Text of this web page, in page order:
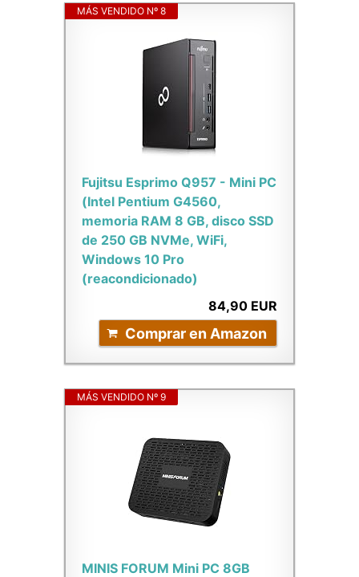
MÁS VENDIDO Nº 8
Fujitsu Esprimo Q957 - Mini PC
(Intel Pentium G4560,
memoria RAM 8 GB, disco SSD
de 250 GB NVMe, WiFi,
Windows 10 Pro
(reacondicionado)
84,90 EUR
Comprar en Amazon
MÁS VENDIDO Nº 9
MINIS FORUM Mini PC 8GB